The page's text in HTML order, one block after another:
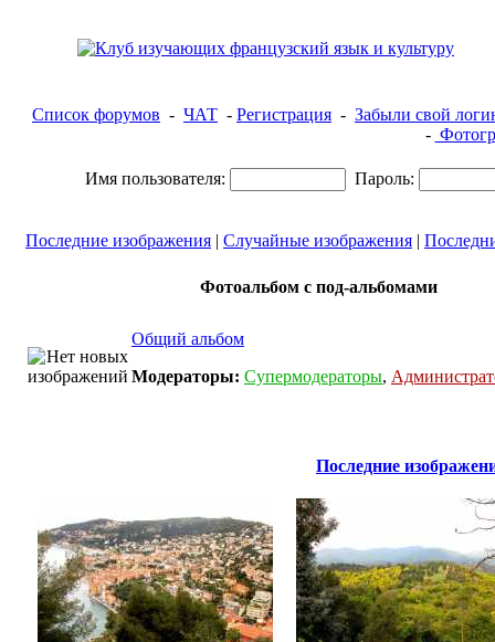
Список форумов - ЧАТ - Регистрация - Забыли свой
-
Имя пользователя: Пароль:
Последние изображения | Случайные изображения |
Фотоальбом с под-альбомами
Общий альбом
Модераторы: Супермодераторы,
Последние